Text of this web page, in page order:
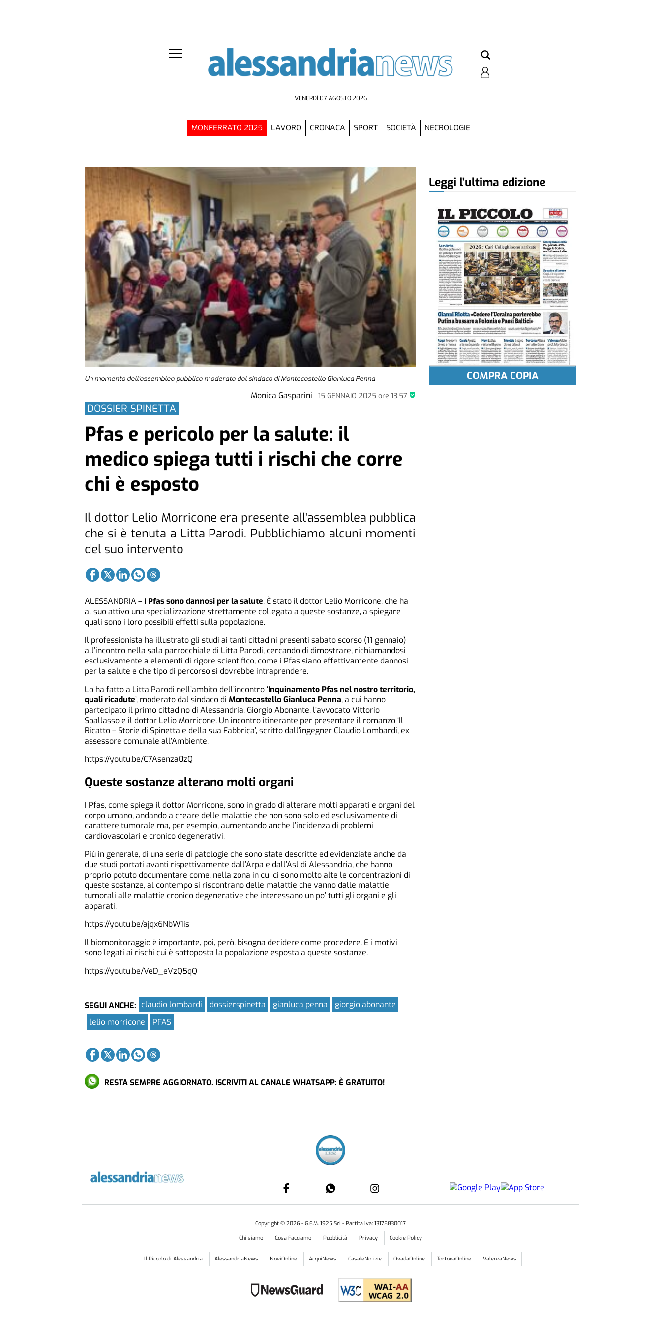
VENERDÌ 07 AGOSTO 2026
MONFERRATO 2025 LAVORO CRONACA SPORT SOCIETÀ NECROLOGIE
Un momento dell'assemblea pubblica moderata dal sindaco di Montecastello Gianluca Penna
Monica Gasparini 15 GENNAIO 2025ore 13:57
DOSSIER SPINETTA
Pfas e pericolo per la salute: il
medico spiega tutti i rischi che corre
chi è esposto
Il dottor Lelio Morricone era presente all'assemblea pubblica
che si è tenuta a Litta Parodi. Pubblichiamo alcuni momenti
del suo intervento
ALESSANDRIA – I Pfas sono dannosi per la salute. È stato il dottor Lelio Morricone, che ha
al suo attivo una specializzazione strettamente collegata a queste sostanze, a spiegare
quali sono i loro possibili effetti sulla popolazione.
Il professionista ha illustrato gli studi ai tanti cittadini presenti sabato scorso (11 gennaio)
all’incontro nella sala parrocchiale di Litta Parodi, cercando di dimostrare, richiamandosi
esclusivamente a elementi di rigore scientifico, come i Pfas siano effettivamente dannosi
per la salute e che tipo di percorso si dovrebbe intraprendere.
Lo ha fatto a Litta Parodi nell’ambito dell’incontro ‘Inquinamento Pfas nel nostro territorio,
quali ricadute’, moderato dal sindaco di Montecastello Gianluca Penna, a cui hanno
partecipato il primo cittadino di Alessandria, Giorgio Abonante, l’avvocato Vittorio
Spallasso e il dottor Lelio Morricone. Un incontro itinerante per presentare il romanzo ‘Il
Ricatto – Storie di Spinetta e della sua Fabbrica’, scritto dall’ingegner Claudio Lombardi, ex
assessore comunale all’Ambiente.
https://youtu.be/C7Asenza0zQ
Queste sostanze alterano molti organi
I Pfas, come spiega il dottor Morricone, sono in grado di alterare molti apparati e organi del
corpo umano, andando a creare delle malattie che non sono solo ed esclusivamente di
carattere tumorale ma, per esempio, aumentando anche l’incidenza di problemi
cardiovascolari e cronico degenerativi.
Più in generale, di una serie di patologie che sono state descritte ed evidenziate anche da
due studi portati avanti rispettivamente dall’Arpa e dall’Asl di Alessandria, che hanno
proprio potuto documentare come, nella zona in cui ci sono molto alte le concentrazioni di
queste sostanze, al contempo si riscontrano delle malattie che vanno dalle malattie
tumorali alle malattie cronico degenerative che interessano un po’ tutti gli organi e gli
apparati.
https://youtu.be/ajqx6NbW1is
Il biomonitoraggio è importante, poi, però, bisogna decidere come procedere. E i motivi
sono legati ai rischi cui è sottoposta la popolazione esposta a queste sostanze.
https://youtu.be/VeD_eVzQ5qQ
SEGUI ANCHE: claudio lombardi dossierspinetta gianluca penna
giorgio abonante
lelio morricone
PFAS
RESTA SEMPRE AGGIORNATO. ISCRIVITI AL CANALE WHATSAPP: È GRATUITO!
Leggi l'ultima edizione
COMPRA COPIA
Copyright © 2026 - G.E.M. 1925 Srl - Partita iva: 13178830017
Chi siamo
Cosa Facciamo Pubblicità Privacy Cookie Policy
Il Piccolo di Alessandria AlessandriaNews NoviOnline AcquiNews CasaleNotizie OvadaOnline TortonaOnline ValenzaNews